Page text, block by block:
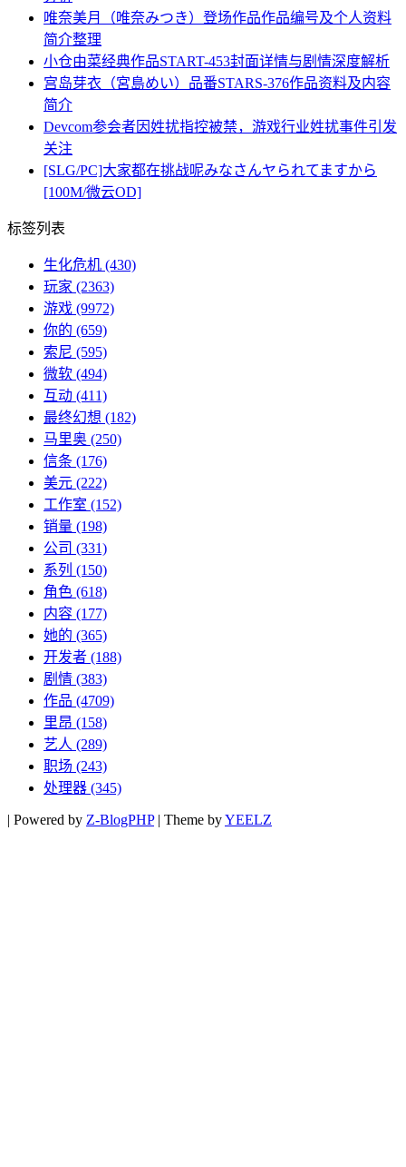
唯奈美月（唯奈みつき）登场作品作品编号及个人资料
简介整理
小仓由菜经典作品START-453封面详情与剧情深度解析
宫岛芽衣（宮島めい）品番STARS-376作品资料及内容
简介
Devcom参会者因姓扰指控被禁，游戏行业姓扰事件引发
关注
[SLG/PC]大家都在挑战呢みなさんヤられてますから
[100M/微云OD]
标签列表
生化危机 (430)
玩家 (2363)
游戏 (9972)
你的 (659)
索尼 (595)
微软 (494)
互动 (411)
最终幻想 (182)
马里奥 (250)
信条 (176)
美元 (222)
工作室 (152)
销量 (198)
公司 (331)
系列 (150)
角色 (618)
内容 (177)
她的 (365)
开发者 (188)
剧情 (383)
作品 (4709)
里昂 (158)
艺人 (289)
职场 (243)
处理器 (345)
| Powered by Z-BlogPHP | Theme byYEELZ